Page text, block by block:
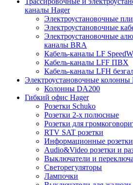
каналы Hager
Электроустановочные
Электроустановочные
Электроустановочные
каналы BRA
Кабель-каналы LF
Кабель-каналы LFF ПВХ
Кабель-каналы LFH
Электроустановочные колонны
Колонны DA200
Гибкий офис Hager
Розетки Schuko
Розетки 2-х полюсные
Розетки для
RTV SAT розетки
Информационные розетки
Audio&Video розетки и
Выключатели и
Светорегуляторы
Лампочки